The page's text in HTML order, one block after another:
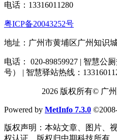
电话：13316011280
粤ICP备20043252号
地址：广州市黄埔区广州知识
电话： 020-89859927 | 智慧公
号） | 智慧驿站热线：
2026 版权所有© 广
Powered by MetInfo 7.3.0
版权声明：本站文章、图片、
权认证，版权归中期科技所有